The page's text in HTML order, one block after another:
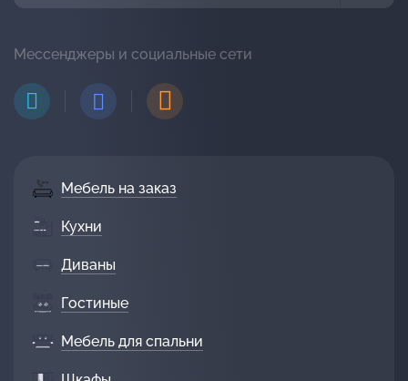
Мебель на заказ
Кухни
Диваны
Гостиные
Мебель для спальни
Мессенджеры и социальные сети